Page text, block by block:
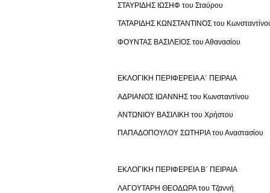
ΣΤΑΥΡΙΔΗΣ ΙΩΣΗΦ του Σταύρου
ΤΑΤΑΡΙΔΗΣ ΚΩΝΣΤΑΝΤΙΝΟΣ του
ΦΟΥΝΤΑΣ ΒΑΣΙΛΕΙΟΣ του Αθανασίου
ΕΚΛΟΓΙΚΗ ΠΕΡΙΦΕΡΕΙΑ Α΄ ΠΕΙΡΑΙΑ
ΑΔΡΙΑΝΟΣ ΙΩΑΝΝΗΣ του Κωνσταντίνου
ΑΝΤΩΝΙΟΥ ΒΑΣΙΛΙΚΗ του Χρήστου
ΠΑΠΑΔΟΠΟΥΛΟΥ ΣΩΤΗΡΙΑ του Αναστασίου
ΕΚΛΟΓΙΚΗ ΠΕΡΙΦΕΡΕΙΑ Β΄ ΠΕΙΡΑΙΑ
ΛΑΓΟΥΤΑΡΗ ΘΕΟΔΩΡΑ του Τζαννή